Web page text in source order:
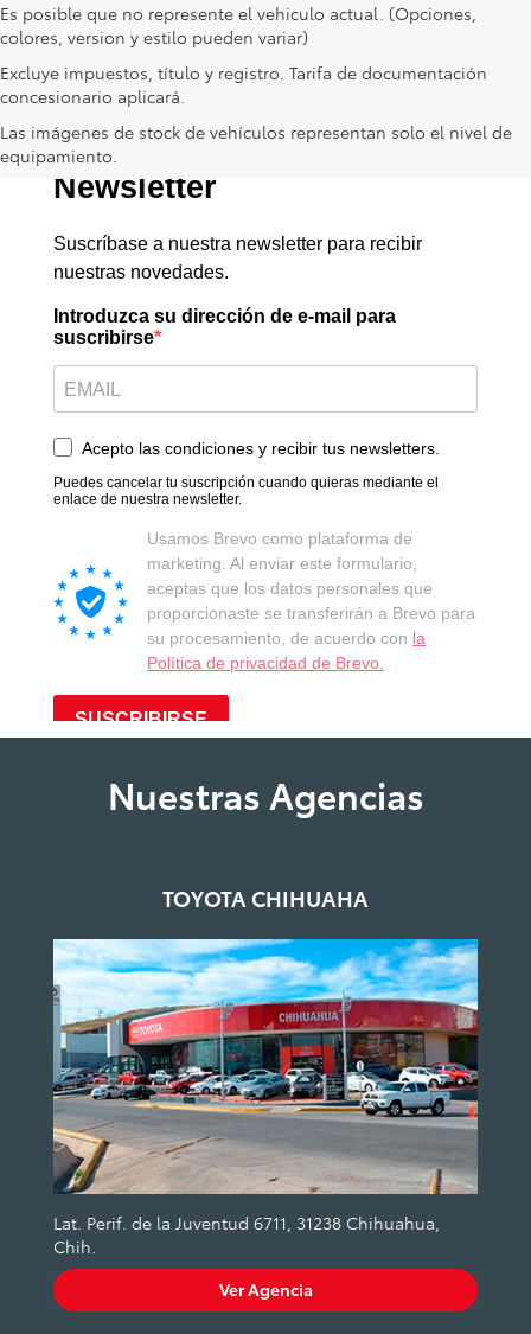
Es posible que no represente el vehiculo actual. (Opciones,
colores, version y estilo pueden variar)
Excluye impuestos, título y registro. Tarifa de documentación
concesionario aplicará.
Las imágenes de stock de vehículos representan solo el nivel de
equipamiento.
Nuestras Agencias
TOYOTA CHIHUAHA
Lat. Perif. de la Juventud 6711, 31238 Chihuahua,
Chih.
Ver Agencia